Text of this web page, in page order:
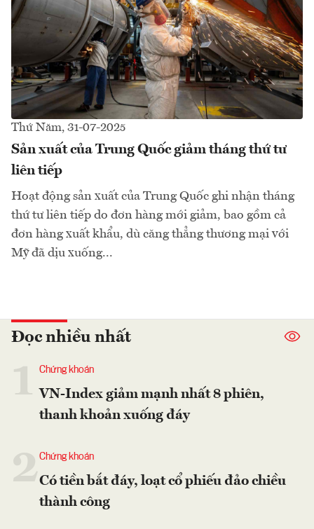
Thứ Năm, 31-07-2025
Sản xuất của Trung Quốc giảm tháng thứ tư
liên tiếp
Hoạt động sản xuất của Trung Quốc ghi nhận tháng
thứ tư liên tiếp do đơn hàng mới giảm, bao gồm cả
đơn hàng xuất khẩu, dù căng thẳng thương mại với
Mỹ đã dịu xuống...
Đọc nhiều nhất
Chứng khoán
VN-Index giảm mạnh nhất 8 phiên,
thanh khoản xuống đáy
2Chứng khoán
Có tiền bắt đáy, loạt cổ phiếu đảo chiều
thành công